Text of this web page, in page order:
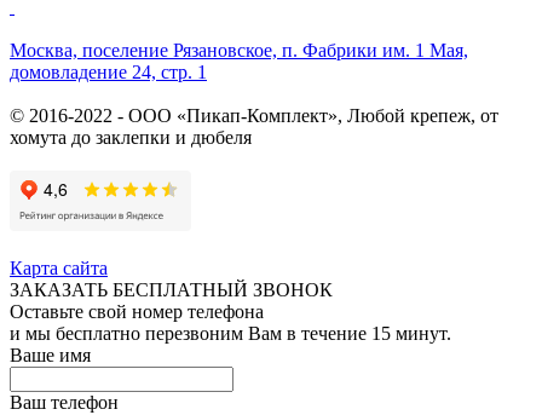
Москва, поселение Рязановское, п. Фабрики им. 1 Мая,
домовладение 24, стр. 1
© 2016-2022 - ООО «Пикап-Комплект», Любой крепеж, от
хомута до заклепки и дюбеля
Карта сайта
ЗАКАЗАТЬ БЕСПЛАТНЫЙ ЗВОНОК
Оставьте свой номер телефона
и мы бесплатно перезвоним Вам в течение 15 минут.
Ваше имя
Ваш телефон